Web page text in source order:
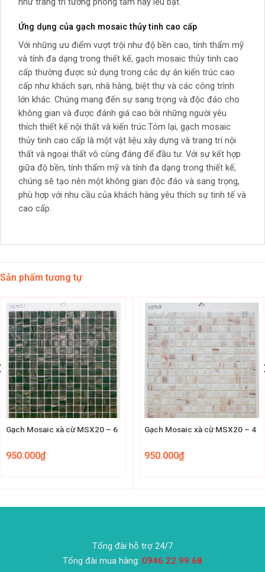
như trang trí tường phòng tắm hay lều bạt.
Ứng dụng của gạch mosaic thủy tinh cao cấp
Với những ưu điểm vượt trội như độ bền cao, tính thẩm mỹ
và tính đa dạng trong thiết kế, gạch mosaic thủy tinh cao
cấp thường được sử dụng trong các dự án kiến trúc cao
cấp như khách sạn, nhà hàng, biệt thự và các công trình
lớn khác. Chúng mang đến sự sang trọng và độc đáo cho
không gian và được đánh giá cao bởi những người yêu
thích thiết kế nội thất và kiến trúc.Tóm lại, gạch mosaic
thủy tinh cao cấp là một vật liệu xây dựng và trang trí nội
thất và ngoại thất vô cùng đáng để đầu tư. Với sự kết hợp
giữa độ bền, tính thẩm mỹ và tính đa dạng trong thiết kế,
chúng sẽ tạo nên một không gian độc đáo và sang trọng,
phù hợp với nhu cầu của khách hàng yêu thích sự tinh tế và
cao cấp.
Sản phẩm tương tự
Gạch Mosaic xà cừ MSX20 – 6
950.000₫
Gạch Mosaic xà cừ MSX20 – 4
950.000₫
Tổng đài hỗ trợ 24/7
Tổng đài mua hàng: 0946.22.99.68